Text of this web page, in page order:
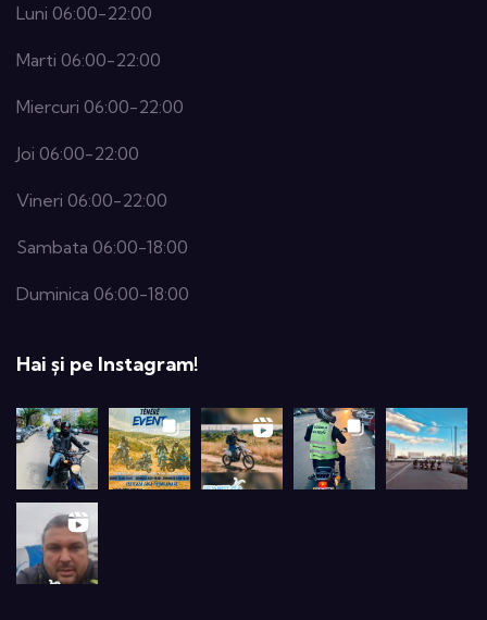
Luni 06:00-22:00
Marti 06:00-22:00
Miercuri 06:00-22:00
Joi 06:00-22:00
Vineri 06:00-22:00
Sambata 06:00-18:00
Duminica 06:00-18:00
Hai și pe Instagram!